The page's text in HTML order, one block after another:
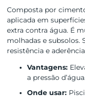
Composta por
aplicada em
extra contra água. É
molhadas e
resistência e
Vantagens:
a pressão d’água.
Onde usar: